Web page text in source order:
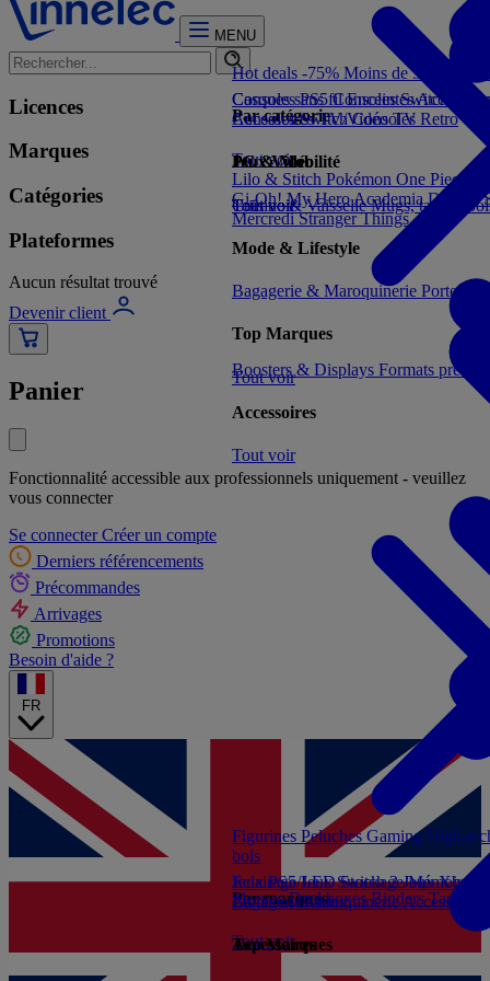
MENU
Licences
Marques
Catégories
Plateformes
Aucun résultat trouvé
Devenir client
Panier
Fonctionnalité accessible aux professionnels uniquement - veuillez
vous connecter
Se connecter Créer un compte
Derniers référencements
Précommandes
Arrivages
Promotions
Besoin d'aide ?
FR
Hot deals -75% Moins de 5€
Par catégorie
Tout voir
Figurines PeluchesGaming High-
bols
Par marques
Tout voir
Consoles PS5Consoles Switch 2
Consoles SwitchConsoles Retro
Jeux Vidéo
Tout voir
Jeux PS5Jeux Switch 2Jeux Xbox
Livres et Guides
Accessoires
Cuisine & VaisselleMugs, tasses,
Mode & Lifestyle
Bagagerie & Maroquinerie Porte-
Top Marques
Tout voir
Boosters & Displays Formats prêts
Accessoires
Tout voir
SleevesDeckboxesBindersTapis
Casques sans filEnceintes
Accessoires TV/VidéoTV
PC & Mobilité
Tout voir
Eclairage/LEDStockage/Mémoire
Bagagerie/MaroquinerieAccessoires
Top Marques
Lilo & Stitch Pokémon One Piece
Gi-Oh!My Hero AcademiaDemon
MercrediStranger Things